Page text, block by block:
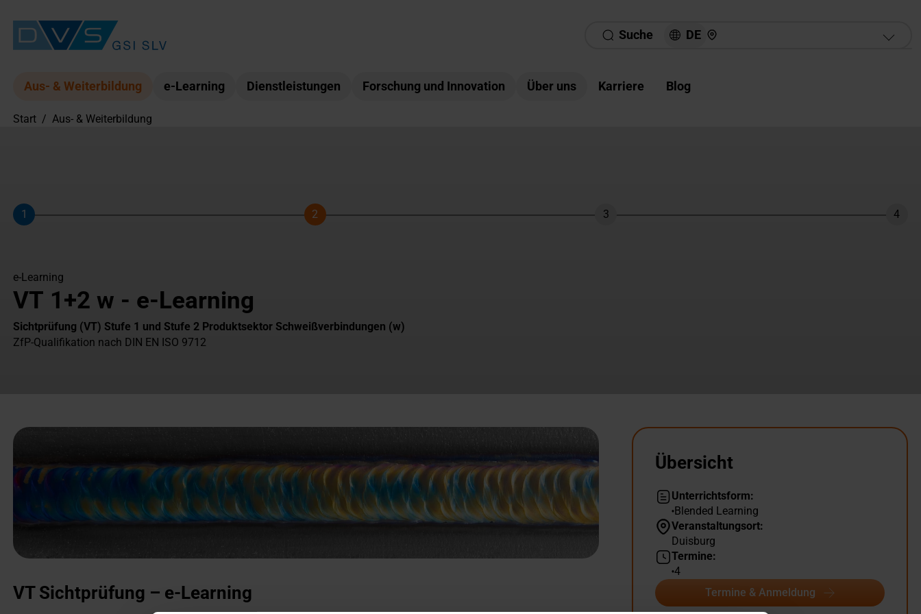
Suche DE Hier finden Sie uns
Aus- & Weiterbildung e-Learning Dienstleistungen Forschung und Innovation Über uns Karriere Blog
Start / Aus- & Weiterbildung
Schritt
1
Schritt
2
Schritt
3 4
e-Learning
VT 1+2 w - e-Learning
Sichtprüfung (VT) Stufe 1 und Stufe 2 Produktsektor Schweißverbindungen (w)
ZfP-Qualifikation nach DIN EN ISO 9712
VT Sichtprüfung – e-Learning
Übersicht
Unterrichtsform:
Blended Learning
Veranstaltungsort:
Duisburg
Termine:
4
Termine & Anmeldung